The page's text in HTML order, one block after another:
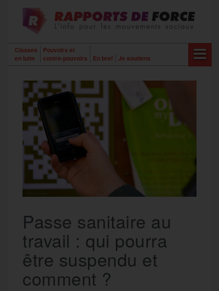
contenu
Classes
en lutte
Pouvoirs et
contre-pouvoirs
En bref Je soutiens
Passe sanitaire au
travail : qui pourra
être suspendu et
comment ?